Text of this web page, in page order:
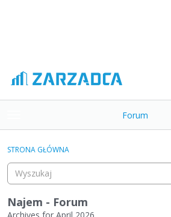
o
g
e
m
e
Forum
Kategorie
Dyskusje
STRONA GŁÓWNA
Najem - Forum